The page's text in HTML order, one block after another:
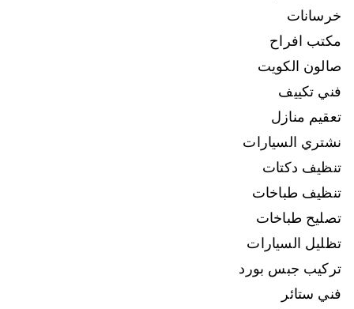
خرسانات
مكتب افراح
صالون الكويت
فني تكييف
تعقيم منازل
نشتري السيارات
تنظيف دكتات
تنظيف طباخات
تصليح طباخات
تظليل السيارات
تركيب جبس بورد
فني ستائر